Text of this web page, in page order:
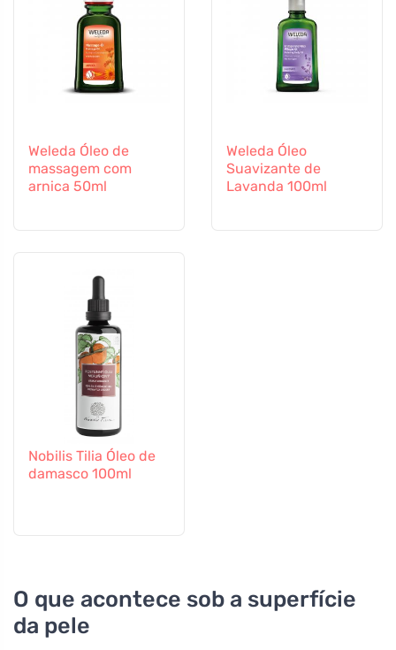
Weleda Óleo de
massagem com
arnica 50ml
Weleda Óleo
Suavizante de
Lavanda 100ml
Nobilis Tilia Óleo de
damasco 100ml
O que acontece sob a superfície
da pele